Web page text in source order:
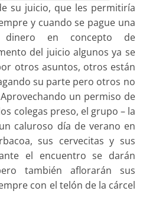
su juicio, que les permitiría
y cuando se pague una
dinero en concepto de
del juicio algunos ya se
otros asuntos, otros están
su parte pero otros no
un permiso de
colegas preso, el grupo – la
caluroso día de verano en
sus cervecitas y sus
el encuentro se darán
también aflorarán sus
con el telón de la cárcel